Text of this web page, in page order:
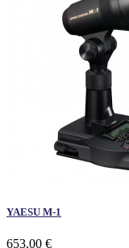
YAESU M-1
653,00 €